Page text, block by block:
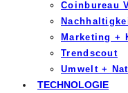
Coinbureau
Marketing +
Trendscout
Umwelt +
TECHNOLOGIE